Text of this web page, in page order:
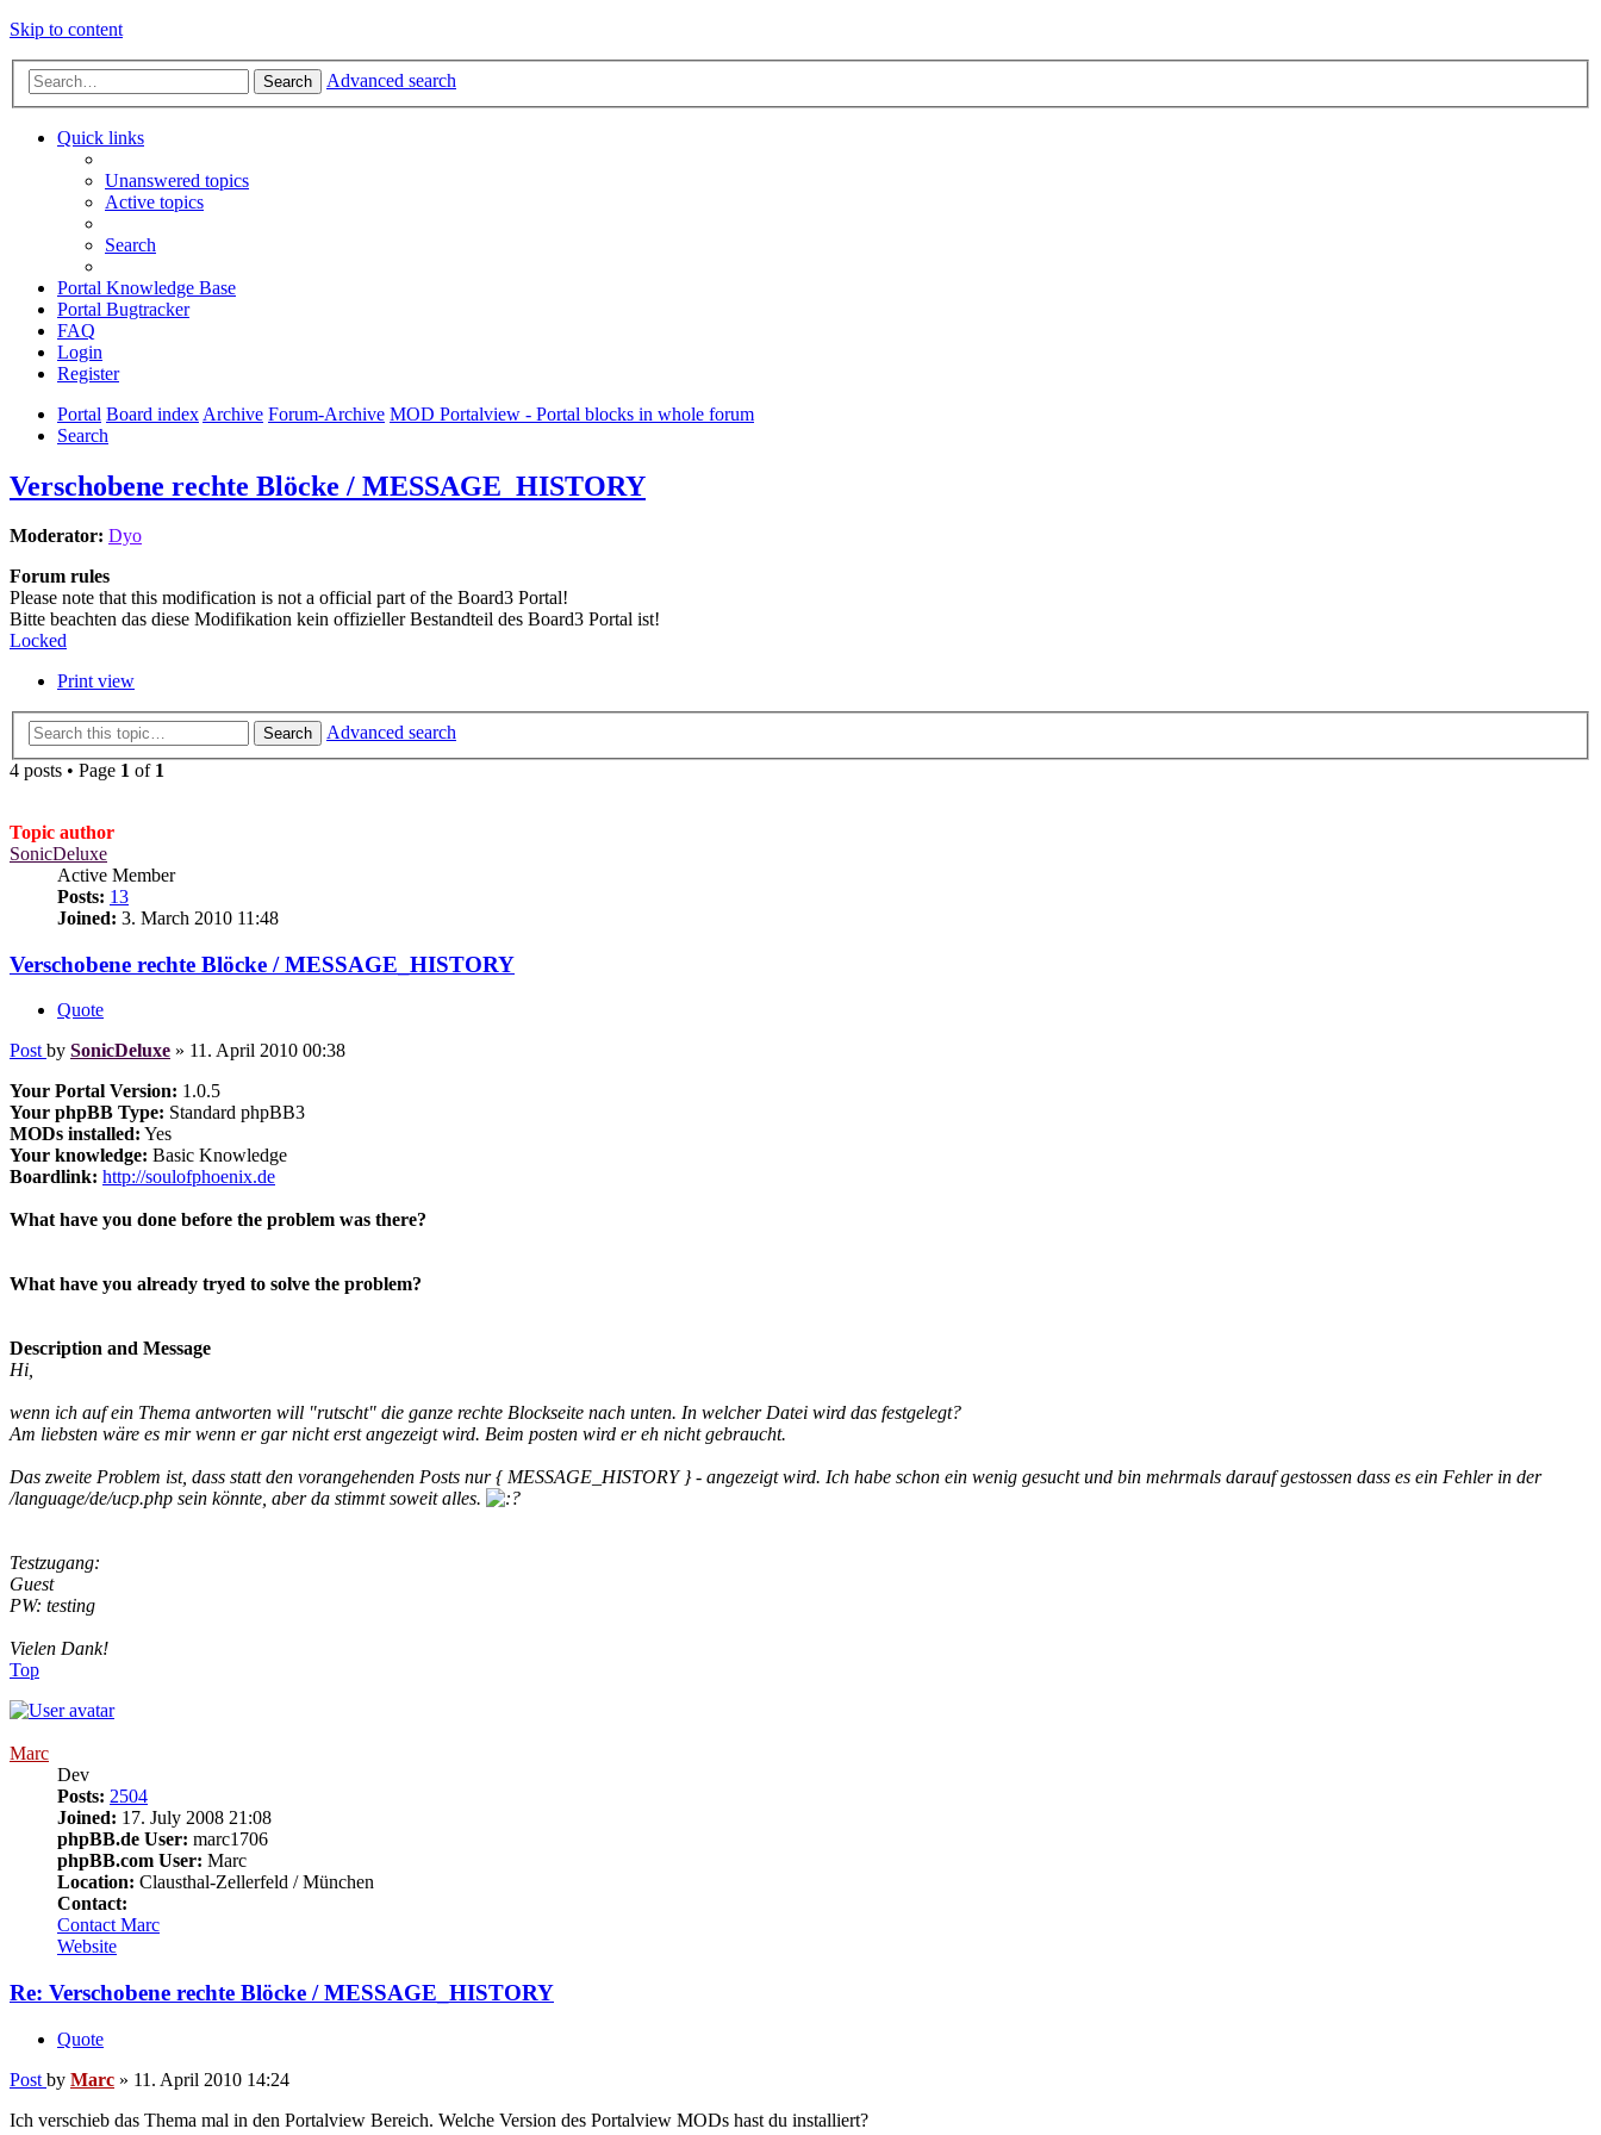
Skip to content
Search Advanced search
Quick links
Unanswered topics
Active topics
Search
Portal Knowledge Base
Portal Bugtracker
FAQ
Login
Register
Portal Board index Archive Forum-Archive MOD Portalview - Portal blocks in whole forum
Search
Verschobene rechte Blöcke / MESSAGE_HISTORY
Moderator: Dyo
Forum rules
Please note that this modification is not a official part of the Board3 Portal!
Bitte beachten das diese Modifikation kein offizieller Bestandteil des Board3 Portal ist!
Locked
Print view
Search
Advanced search
4 posts • Page 1 of 1
Topic author
SonicDeluxe
Active Member
Posts: 13
Joined: 3. March 2010 11:48
Verschobene rechte Blöcke / MESSAGE_HISTORY
Quote
Post by SonicDeluxe » 11. April 2010 00:38
Your Portal Version: 1.0.5
Your phpBB Type: Standard phpBB3
MODs installed: Yes
Your knowledge: Basic Knowledge
Boardlink: http://soulofphoenix.de
What have you done before the problem was there?
What have you already tryed to solve the problem?
Description and Message
Hi,
wenn ich auf ein Thema antworten will "rutscht" die ganze rechte Blockseite nach unten. In welcher Datei wird das festgelegt?
Am liebsten wäre es mir wenn er gar nicht erst angezeigt wird. Beim posten wird er eh nicht gebraucht.
Das zweite Problem ist, dass statt den vorangehenden Posts nur { MESSAGE_HISTORY } - angezeigt wird. Ich habe schon ein wenig gesucht und bin mehrmals darauf gestossen dass es ein Fehler in der
/language/de/ucp.php sein könnte, aber da stimmt soweit alles.
Testzugang:
Guest
PW: testing
Vielen Dank!
Top
Marc
Dev
Posts: 2504
Joined: 17. July 2008 21:08
phpBB.de User: marc1706
phpBB.com User: Marc
Location: Clausthal-Zellerfeld / München
Contact:
Contact Marc
Website
Re: Verschobene rechte Blöcke / MESSAGE_HISTORY
Quote
Post by Marc » 11. April 2010 14:24
Ich verschieb das Thema mal in den Portalview Bereich. Welche Version des Portalview MODs hast du installiert?